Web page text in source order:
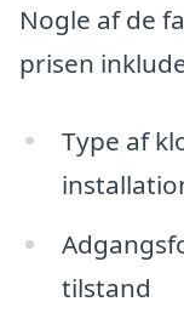
Nogle af de
prisen
Type af
tilstand